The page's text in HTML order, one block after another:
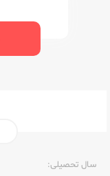
سال تحصیلی:‌